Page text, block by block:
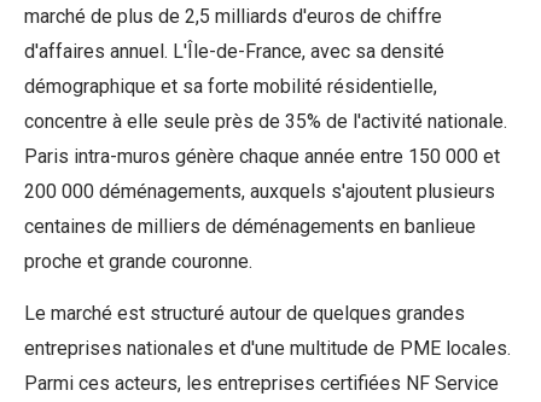
marché de plus de 2,5 milliards d'euros de chiffre
d'affaires annuel. L'Île-de-France, avec sa densité
démographique et sa forte mobilité résidentielle,
concentre à elle seule près de 35% de l'activité nationale.
Paris intra-muros génère chaque année entre 150 000 et
200 000 déménagements, auxquels s'ajoutent plusieurs
centaines de milliers de déménagements en banlieue
proche et grande couronne.
Le marché est structuré autour de quelques grandes
entreprises nationales et d'une multitude de PME locales.
Parmi ces acteurs, les entreprises certifiées NF Service